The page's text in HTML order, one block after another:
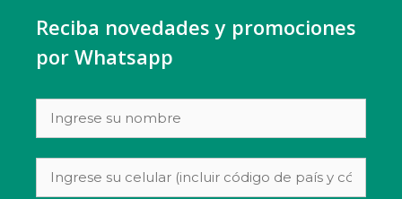
Reciba novedades y promociones
por Whatsapp